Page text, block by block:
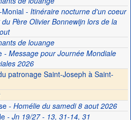
- Itinéraire nocturne d'un coeur
Père Olivier Bonnewijn lors de la
de louange
- Message pour Journée Mondiale
2026
patronage Saint-Joseph à Saint-
- Homélie du samedi 8 aout 2026
- Jn 19/27 - 13, 31-14, 31